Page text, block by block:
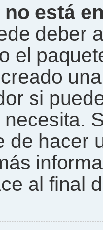
no está
deber
el
si
de hacer
al final